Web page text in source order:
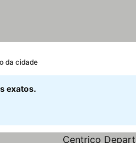
da cidade
exatos.